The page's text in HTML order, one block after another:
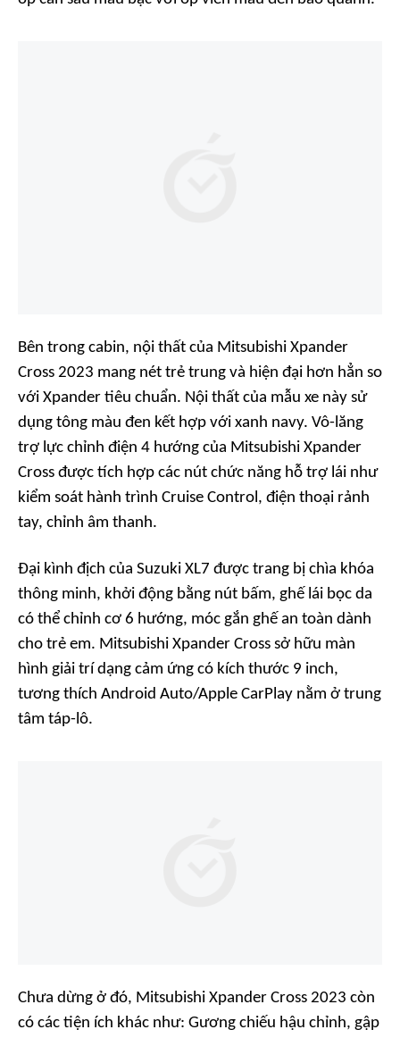
Bên trong cabin, nội thất của Mitsubishi Xpander
Cross 2023 mang nét trẻ trung và hiện đại hơn hẳn so
với Xpander tiêu chuẩn. Nội thất của mẫu xe này sử
dụng tông màu đen kết hợp với xanh navy. Vô-lăng
trợ lực chỉnh điện 4 hướng của Mitsubishi Xpander
Cross được tích hợp các nút chức năng hỗ trợ lái như
kiểm soát hành trình Cruise Control, điện thoại rảnh
tay, chỉnh âm thanh.
Đại kình địch của Suzuki XL7 được trang bị chìa khóa
thông minh, khởi động bằng nút bấm, ghế lái bọc da
có thể chỉnh cơ 6 hướng, móc gắn ghế an toàn dành
cho trẻ em. Mitsubishi Xpander Cross sở hữu màn
hình giải trí dạng cảm ứng có kích thước 9 inch,
tương thích Android Auto/Apple CarPlay nằm ở trung
tâm táp-lô.
Chưa dừng ở đó, Mitsubishi Xpander Cross 2023 còn
có các tiện ích khác như: Gương chiếu hậu chỉnh, gập